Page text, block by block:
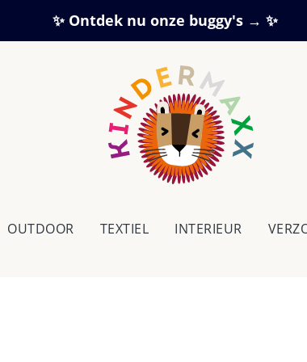
✨ Ontdek nu onze buggy's → ✨
OUTDOOR TEXTIEL IN­TE­RI­EUR